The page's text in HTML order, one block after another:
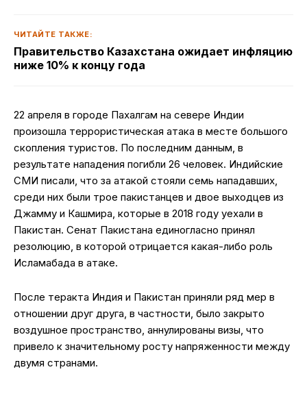
ЧИТАЙТЕ ТАКЖЕ:
Правительство Казахстана ожидает инфляцию
ниже 10% к концу года
22 апреля в городе Пахалгам на севере Индии
произошла террористическая атака в месте большого
скопления туристов. По последним данным, в
результате нападения погибли 26 человек. Индийские
СМИ писали, что за атакой стояли семь нападавших,
среди них были трое пакистанцев и двое выходцев из
Джамму и Кашмира, которые в 2018 году уехали в
Пакистан. Сенат Пакистана единогласно принял
резолюцию, в которой отрицается какая-либо роль
Исламабада в атаке.
После теракта Индия и Пакистан приняли ряд мер в
отношении друг друга, в частности, было закрыто
воздушное пространство, аннулированы визы, что
привело к значительному росту напряженности между
двумя странами.